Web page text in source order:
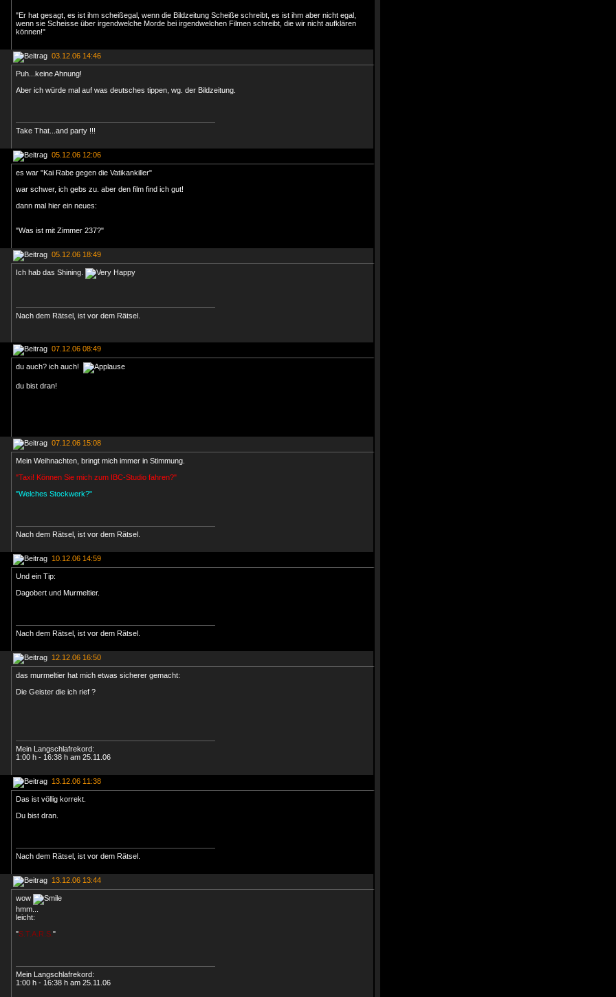
"Er hat gesagt, es ist ihm scheißegal, wenn die Bildzeitung Scheiße schreibt, es ist ihm aber nicht egal,
wenn sie Scheisse über irgendwelche Morde bei irgendwelchen Filmen schreibt, die wir nicht aufklären
können!"
03.12.06 14:46
Puh...keine Ahnung!
Aber ich würde mal auf was deutsches tippen, wg. der Bildzeitung.
Take That...and party !!!
05.12.06 12:06
es war "Kai Rabe gegen die Vatikankiller"
war schwer, ich gebs zu. aber den film find ich gut!
dann mal hier ein neues:
"Was ist mit Zimmer 237?"
05.12.06 18:49
Ich hab das Shining.
Nach dem Rätsel, ist vor dem Rätsel.
07.12.06 08:49
du auch? ich auch!
du bist dran!
07.12.06 15:08
Mein Weihnachten, bringt mich immer in Stimmung.
"Taxi! Können Sie mich zum IBC-Studio fahren?"
"Welches Stockwerk?"
Nach dem Rätsel, ist vor dem Rätsel.
10.12.06 14:59
Und ein Tip:
Dagobert und Murmeltier.
Nach dem Rätsel, ist vor dem Rätsel.
12.12.06 16:50
das murmeltier hat mich etwas sicherer gemacht:
Die Geister die ich rief ?
Mein Langschlafrekord:
1:00 h - 16:38 h am 25.11.06
13.12.06 11:38
Das ist völlig korrekt.
Du bist dran.
Nach dem Rätsel, ist vor dem Rätsel.
13.12.06 13:44
wow
hmm...
leicht:
"S.T.A.R.S. "
Mein Langschlafrekord:
1:00 h - 16:38 h am 25.11.06